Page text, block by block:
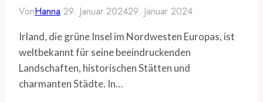
VonHanna 29. Januar 202429. Januar 2024
Irland, die grüne Insel im Nordwesten Europas, ist
weltbekannt für seine beeindruckenden
Landschaften, historischen Stätten und
charmanten Städte. In…